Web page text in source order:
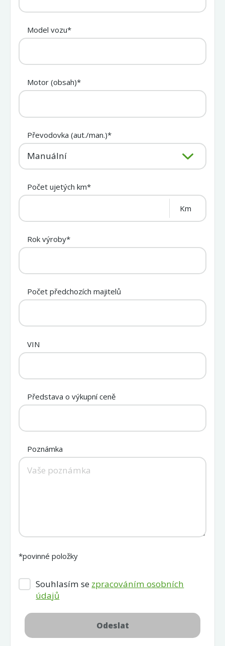
Model vozu*
Motor (obsah)*
Převodovka (aut./man.)*
Manuální
Počet ujetých km*
Km
Rok výroby*
Počet předchozích majitelů
VIN
Představa o výkupní ceně
Poznámka
*povinné položky
Souhlasím se zpracováním osobních
údajů
Odeslat